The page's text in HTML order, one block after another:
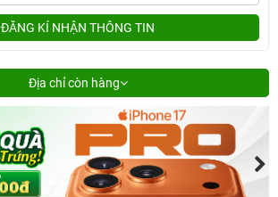
ĐĂNG KÍ NHẬN THÔNG TIN
Địa chỉ còn hàng